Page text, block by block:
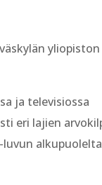
yliopiston
ja televisiossa
eri lajien
alkupuolelta